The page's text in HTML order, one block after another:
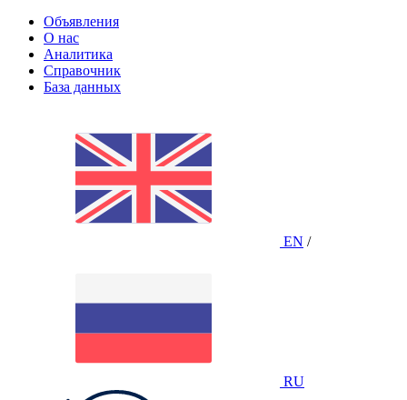
Объявления
О нас
Аналитика
Справочник
База данных
EN /
RU